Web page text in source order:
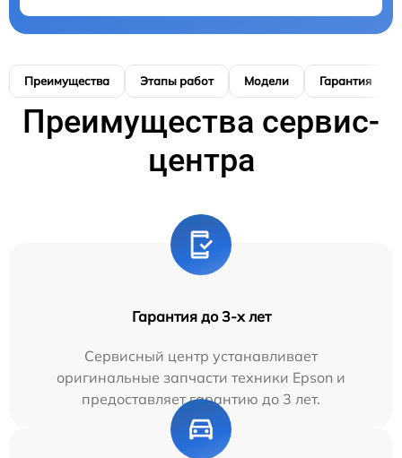
Преимущества Этапы работ Модели Гарантия
Преимущества сервис-
центра
Гарантия до 3-х лет
Сервисный центр устанавливает
оригинальные запчасти техники Epson и
предоставляет гарантию до 3 лет.